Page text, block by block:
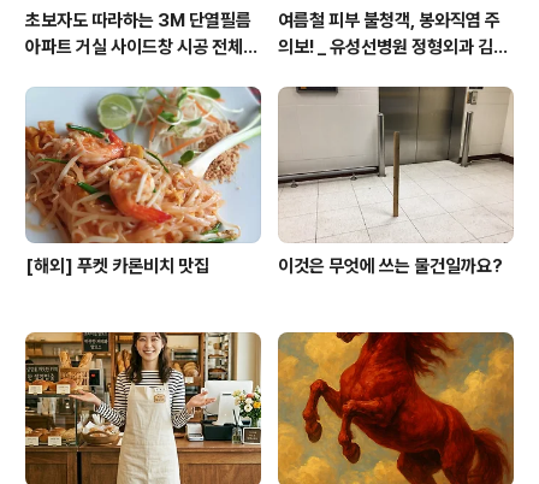
초보자도 따라하는 3M 단열필름
아파트 거실 사이드창 시공 전체
여름철 피부 불청객, 봉와직염 주
의보! _ 유성선병원 정형외과 김의
[해외] 푸켓 카론비치 맛집 이것은 무엇에 쓰는 물건일까요?